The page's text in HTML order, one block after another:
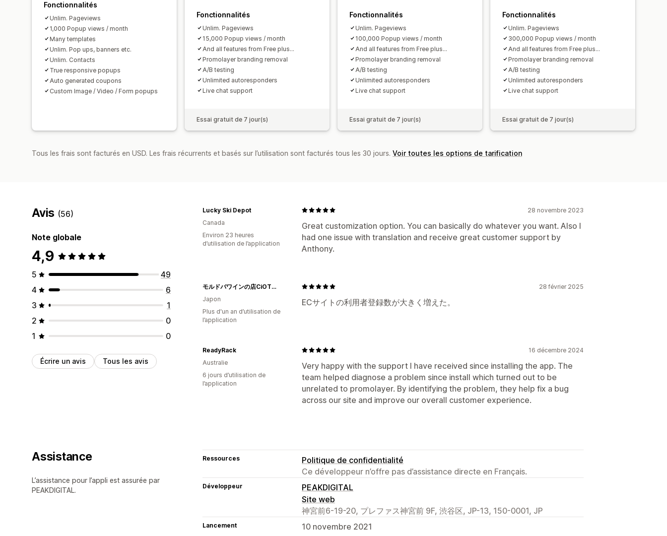
Fonctionnalités
Unlim. Pageviews
1,000 Popup views / month
Many templates
Unlim. Pop ups, banners etc.
Unlim. Contacts
True responsive popups
Auto generated coupons
Custom Image / Video / Form popups
Fonctionnalités
Unlim. Pageviews
15,000 Popup views / month
And all features from Free plus...
Promolayer branding removal
A/B testing
Unlimited autoresponders
Live chat support
Essai gratuit de 7 jour(s)
Fonctionnalités
Unlim. Pageviews
100,000 Popup views / month
And all features from Free plus...
Promolayer branding removal
A/B testing
Unlimited autoresponders
Live chat support
Essai gratuit de 7 jour(s)
Fonctionnalités
Unlim. Pageviews
300,000 Popup views / month
And all features from Free plus...
Promolayer branding removal
A/B testing
Unlimited autoresponders
Live chat support
Essai gratuit de 7 jour(s)
Tous les frais sont facturés en USD. Les frais récurrents et basés sur l’utilisation sont facturés tous les 30 jours. Voir toutes les options de tarification
Avis (56)
Note globale
4,9
5
49
4
6
3
1
2
0
1
0
Écrire un avis Tous les avis
28 novembre 2023
Great customization option. You can basically do whatever you want. Also I
had one issue with translation and receive great customer support by
Anthony.
Lucky Ski Depot
Canada
Environ 23 heures
d’utilisation de l’application
28 février 2025
ECサイトの利用者登録数が大きく増えた。
モルドバワインの店CiOTRA（チョトラ）| モルドバ共和国のワイン専門店
Japon
Plus d'un an d’utilisation de
l’application
16 décembre 2024
Very happy with the support I have received since installing the app. The
team helped diagnose a problem since install which turned out to be
unrelated to promolayer. By identifying the problem, they help fix a bug
across our site and improve our overall customer experience.
ReadyRack
Australie
6 jours d’utilisation de
l’application
Assistance
L’assistance pour l’appli est assurée par
PEAKDIGITAL.
Ressources
Politique de confidentialité
Ce développeur n’offre pas d’assistance directe en Français.
Développeur
PEAKDIGITAL
Site web
神宮前6-19-20, プレファス神宮前 9F, 渋谷区, JP-13, 150-0001, JP
Lancement 10 novembre 2021